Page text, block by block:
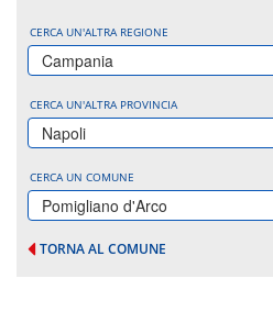
CERCA UN'ALTRA REGIONE
Campania
CERCA UN'ALTRA PROVINCIA
Napoli
CERCA UN COMUNE
Pomigliano d'Arco
TORNA AL COMUNE